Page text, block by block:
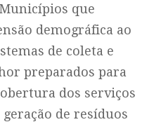
que
demográfica ao
de coleta e
preparados para
dos serviços
de resíduos